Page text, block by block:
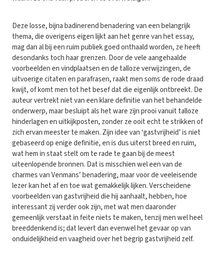
Deze losse, bijna badinerend benadering van een belangrijk
thema, die overigens eigen lijkt aan het genre van het essay,
mag dan al bij een ruim publiek goed onthaald worden, ze heeft
desondanks toch haar grenzen. Door de vele aangehaalde
voorbeelden en vindplaatsen en de talloze verwijzingen, de
uitvoerige citaten en parafrasen, raakt men soms de rode draad
kwijt, of komt men tot het besef dat die eigenlijk ontbreekt. De
auteur vertrekt niet van een klare definitie van het behandelde
onderwerp, maar besluipt als het ware zijn prooi vanuit talloze
hinderlagen en uitkijkposten, zonder ze ooit echt te strikken of
zich ervan meester te maken. Zijn idee van ‘gastvrijheid’ is niet
gebaseerd op enige definitie, en is dus uiterst breed en ruim,
wat hem in staat stelt om te rade te gaan bij de meest
uiteenlopende bronnen. Dat is misschien wel een van de
charmes van Venmans’ benadering, maar voor de veeleisende
lezer kan het af en toe wat gemakkelijk lijken. Verscheidene
voorbeelden van gastvrijheid die hij aanhaalt, hebben, hoe
interessant zij verder ook zijn, met wat men daaronder
gemeenlijk verstaat in feite niets te maken, tenzij men wel heel
breeddenkend is; dat levert dan evenwel het gevaar op van
onduidelijkheid en vaagheid over het begrip gastvrijheid zelf.